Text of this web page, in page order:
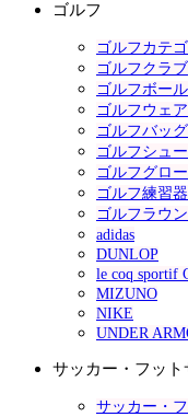
ゴルフ
ゴルフカテ
ゴルフクラブ
ゴルフボール
ゴルフウェア
ゴルフバッグ
ゴルフシュ
ゴルフグロ
ゴルフ練習
ゴルフラウ
adidas
DUNLOP
le coq sportif
MIZUNO
NIKE
UNDER
サッカー・フット
サッカー・